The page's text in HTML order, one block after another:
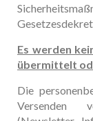
Es werden
übermittelt
Die
Versenden